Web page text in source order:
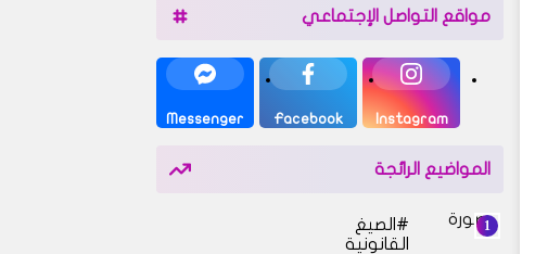
مواقع التواصل الإجتماعي
Instagram
Facebook
Messenger
المواضيع الرائجة
الصيغ
القانونية